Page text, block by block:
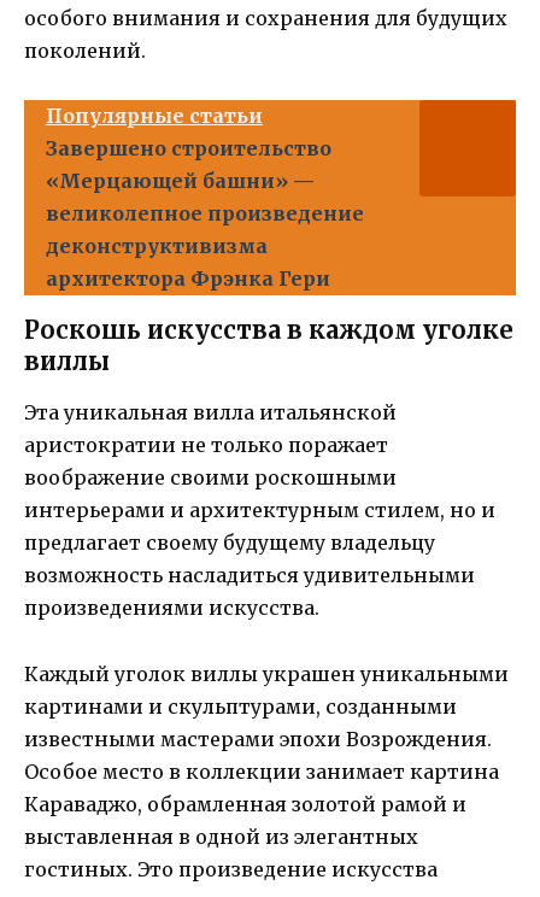
особого внимания и сохранения для будущих
поколений.
Популярные статьи
Завершено строительство
«Мерцающей башни» —
великолепное произведение
деконструктивизма
архитектора Фрэнка Гери
Роскошь искусства в каждом уголке
виллы
Эта уникальная вилла итальянской
аристократии не только поражает
воображение своими роскошными
интерьерами и архитектурным стилем, но и
предлагает своему будущему владельцу
возможность насладиться удивительными
произведениями искусства.
Каждый уголок виллы украшен уникальными
картинами и скульптурами, созданными
известными мастерами эпохи Возрождения.
Особое место в коллекции занимает картина
Караваджо, обрамленная золотой рамой и
выставленная в одной из элегантных
гостиных. Это произведение искусства